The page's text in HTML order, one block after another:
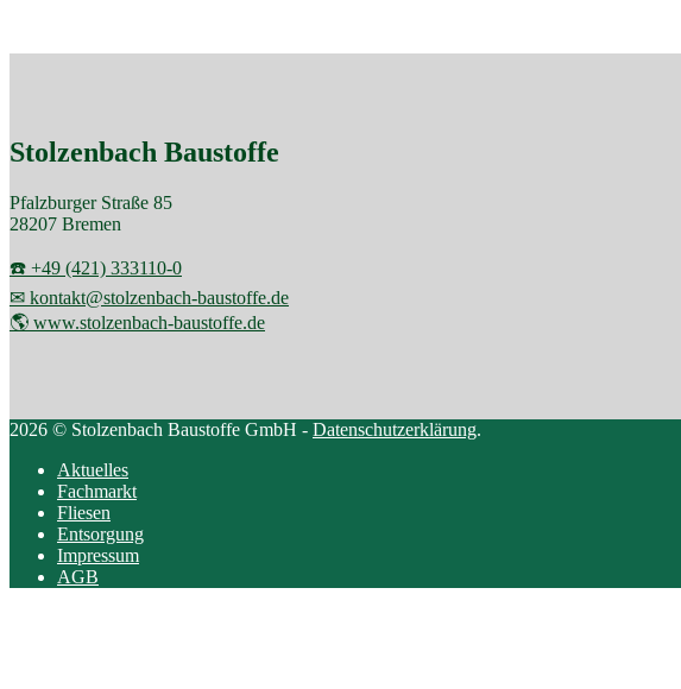
Stolzenbach Baustoffe
Pfalzburger Straße 85
28207 Bremen
☎️ +49 (421) 333110-0
✉ kontakt@stolzenbach-baustoffe.de
🌎 www.stolzenbach-baustoffe.de
2026 © Stolzenbach Baustoffe GmbH - Datenschutzerklärung.
Aktuelles
Fachmarkt
Fliesen
Entsorgung
Impressum
AGB